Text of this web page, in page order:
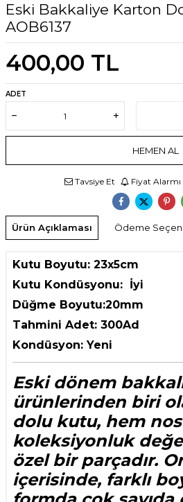
Eski Bakkaliye Karton
AOB6137
400,00 TL
ADET
HEMEN AL
Tavsiye Et Fiyat Alarmı
Ürün Açıklaması Ödeme
Kutu Boyutu: 23x5cm
Kutu Kondüsyonu: İyi
Düğme Boyutu:20mm
Tahmini Adet: 300Ad
Kondüsyon: Yeni
Eski dönem
ürünlerinden biri
dolu kutu, hem
koleksiyonluk
özel bir parçadır.
içerisinde, farklı